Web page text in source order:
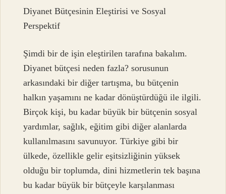
Diyanet Bütçesinin Eleştirisi ve Sosyal
Perspektif
Şimdi bir de işin eleştirilen tarafına bakalım.
Diyanet bütçesi neden fazla? sorusunun
arkasındaki bir diğer tartışma, bu bütçenin
halkın yaşamını ne kadar dönüştürdüğü ile ilgili.
Birçok kişi, bu kadar büyük bir bütçenin sosyal
yardımlar, sağlık, eğitim gibi diğer alanlarda
kullanılmasını savunuyor. Türkiye gibi bir
ülkede, özellikle gelir eşitsizliğinin yüksek
olduğu bir toplumda, dini hizmetlerin tek başına
bu kadar büyük bir bütçeyle karşılanması